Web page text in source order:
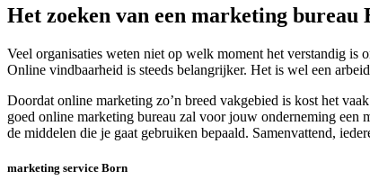
Het zoeken van een marketing bureau
Veel organisaties weten niet op welk moment het verstandig is
Online vindbaarheid is steeds belangrijker. Het is wel een
Doordat online marketing zo’n breed vakgebied is kost het
goed online marketing bureau zal voor jouw onderneming een
de middelen die je gaat gebruiken bepaald. Samenvattend,
marketing service Born